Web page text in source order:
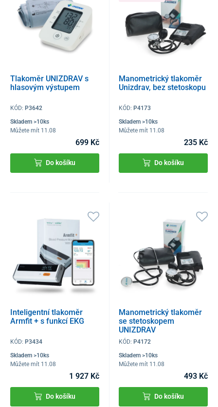
Tlakoměr UNIZDRAV s
hlasovým výstupem
KÓD: P3642
Skladem >10ks
Můžete mít 11.08
699 Kč
Do košíku
Manometrický tlakoměr
Unizdrav, bez stetoskopu
KÓD:P4173
Skladem >10ks
Můžete mít 11.08
235 Kč
Do košíku
Inteligentní tlakoměr
Armfit + s funkcí EKG
KÓD: P3434
Skladem >10ks
Můžete mít 11.08
1 927 Kč
Do košíku
Manometrický tlakoměr
se stetoskopem
UNIZDRAV
KÓD:P4172
Skladem >10ks
Můžete mít 11.08
493 Kč
Do košíku